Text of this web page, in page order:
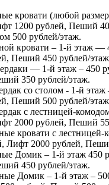
кровати (любой
1200 рублей, Пеший
500 рублей/этаж.
кровати – 1-й этаж —
Пеший 450 рублей/
— 1-й этаж – 450
350 рублей/этаж.
со столом - 1-й
Пеший 500 рублей/
с лестницей-
2000 рублей, Пеший
кровати с
Лифт 2000 рублей,
Домик – 1-й этаж 450
450 рублей/этаж.
Домик – 1-й этаж –